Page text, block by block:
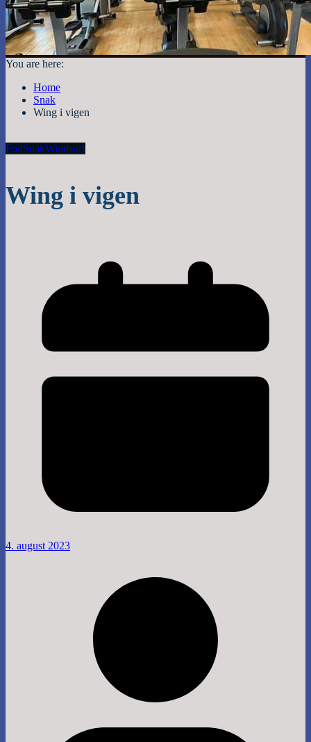
You are here:
Home
Snak
Wing i vigen
FoilSnakWindsurf
Wing i vigen
4. august 2023